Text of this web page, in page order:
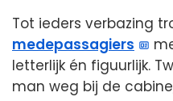
Tot ieders verbazing
medepassagiers
letterlijk én figuurlijk.
man weg bij de